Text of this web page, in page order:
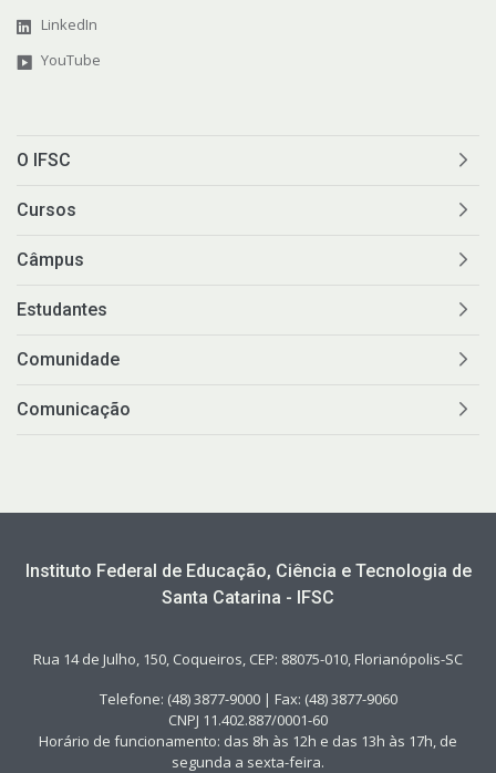
LinkedIn
YouTube
O IFSC
Cursos
Câmpus
Estudantes
Comunidade
Comunicação
Instituto Federal de Educação, Ciência e Tecnologia de
Santa Catarina - IFSC
Rua 14 de Julho, 150, Coqueiros, CEP: 88075-010, Florianópolis-SC
Telefone: (48) 3877-9000 | Fax: (48) 3877-9060
CNPJ 11.402.887/0001-60
Horário de funcionamento: das 8h às 12h e das 13h às 17h, de
segunda a sexta-feira.